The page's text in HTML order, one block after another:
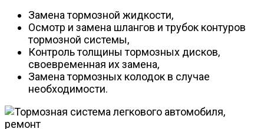
Замена тормозной жидкости,
Осмотр и замена шлангов и трубок контуров
тормозной системы,
Контроль толщины тормозных дисков,
своевременная их замена,
Замена тормозных колодок в случае
необходимости.